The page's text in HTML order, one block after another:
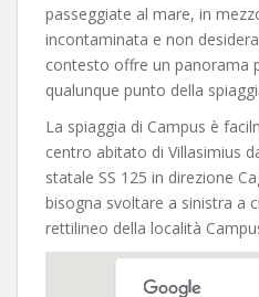
passeggiate al mare, in
incontaminata e non
contesto offre un panorama
qualunque punto della
La spiaggia di Campus è
centro abitato di Villasimius
statale SS 125 in direzione
bisogna svoltare a sinistra a
rettilineo della località